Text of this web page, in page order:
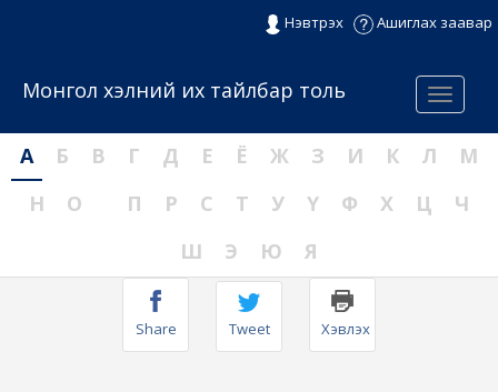
Нэвтрэх Ашиглах заавар
Menu
Монгол хэлний их тайлбар толь
А Б В Г Д Е Ё Ж З И К Л
М
Н
О П Р С Т У Ү Ф Х Ц
Ч
Ш
Э Ю Я
Share Tweet Хэвлэх